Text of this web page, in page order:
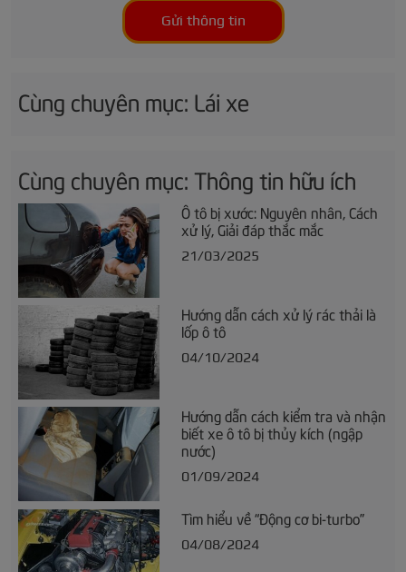
Gửi thông tin
Cùng chuyên mục: Lái xe
Cùng chuyên mục: Thông tin hữu ích
Ô tô bị xước: Nguyên nhân, Cách
xử lý, Giải đáp thắc mắc
21/03/2025
Hướng dẫn cách xử lý rác thải là
lốp ô tô
04/10/2024
Hướng dẫn cách kiểm tra và nhận
biết xe ô tô bị thủy kích (ngập
nước)
01/09/2024
Tìm hiểu về “Động cơ bi-turbo”
04/08/2024